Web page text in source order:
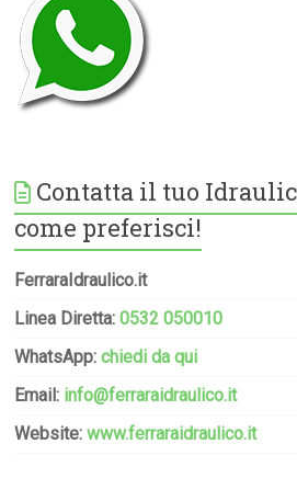
Contatta il tuo
come preferisci!
FerraraIdraulico.it
Linea Diretta:0532 050010
WhatsApp:chiedi da qui
Email: info@ferraraidraulico.it
Website:www.ferraraidraulico.it